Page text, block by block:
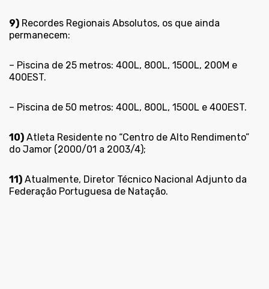
9) Recordes Regionais Absolutos, os que ainda
permanecem:
– Piscina de 25 metros: 400L, 800L, 1500L, 200M e
400EST.
– Piscina de 50 metros: 400L, 800L, 1500L e 400EST.
10) Atleta Residente no “Centro de Alto Rendimento”
do Jamor (2000/01 a 2003/4);
11) Atualmente, Diretor Técnico Nacional Adjunto da
Federação Portuguesa de Natação.